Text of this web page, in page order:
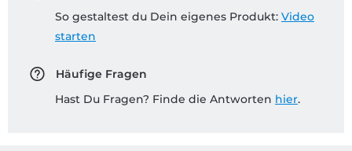
So gestaltest du Dein eigenes Produkt: Video
starten
Häufige Fragen
Hast Du Fragen? Finde die Antworten hier.